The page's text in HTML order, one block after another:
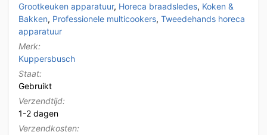
Grootkeuken apparatuur, Horeca braadsledes, Koken &
Bakken, Professionele multicookers, Tweedehands horeca
apparatuur
Merk:
Kuppersbusch
Staat:
Gebruikt
Verzendtijd:
1-2 dagen
Verzendkosten: